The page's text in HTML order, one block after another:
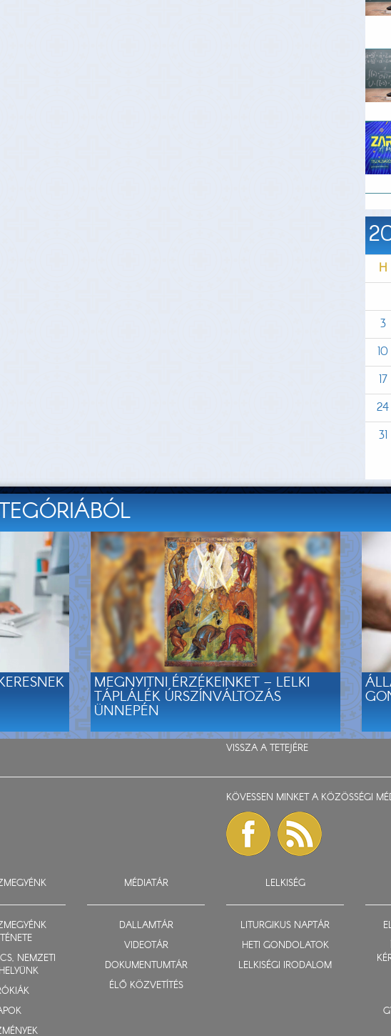
H
3
10
17
24
31
MEGNYITNI ÉRZÉKEINKET – LELKI
TÁPLÁLÉK ÚRSZÍNVÁLTOZÁS
ÜNNEPÉN
VISSZA A TETEJÉRE
KÖVESSEN MINKET A KÖZÖSSÉGI
NEMZETI
MÉDIATÁR
DALLAMTÁR
VIDEOTÁR
DOKUMENTUMTÁR
ÉLŐ KÖZVETÍTÉS
LELKISÉG
LITURGIKUS NAPTÁR
HETI GONDOLATOK
LELKISÉGI IRODALOM